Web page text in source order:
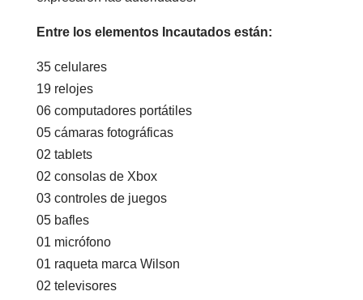
Entre los elementos Incautados están:
35 celulares
19 relojes
06 computadores portátiles
05 cámaras fotográficas
02 tablets
02 consolas de Xbox
03 controles de juegos
05 bafles
01 micrófono
01 raqueta marca Wilson
02 televisores